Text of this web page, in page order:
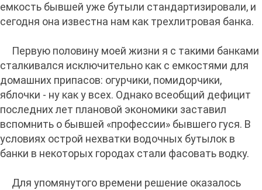
емкость бывшей уже бутыли стандартизировали, и
сегодня она известна нам как трехлитровая банка.
Первую половину моей жизни я с такими банками
сталкивался исключительно как с емкостями для
домашних припасов: огурчики, помидорчики,
яблочки - ну как у всех. Однако всеобщий дефицит
последних лет плановой экономики заставил
вспомнить о бывшей «профессии» бывшего гуся. В
условиях острой нехватки водочных бутылок в
банки в некоторых городах стали фасовать водку.
Для упомянутого времени решение оказалось